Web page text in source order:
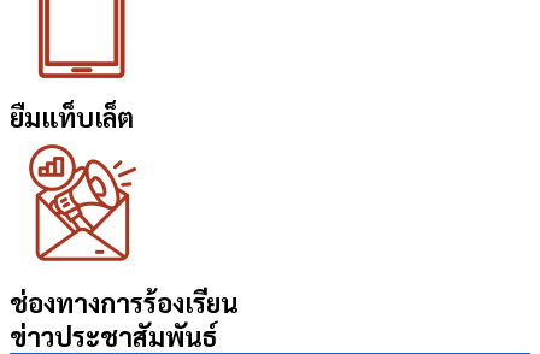
ยืมแท็บเล็ต
ช่องทางการร้องเรียน
ข่าวประชาสัมพันธ์